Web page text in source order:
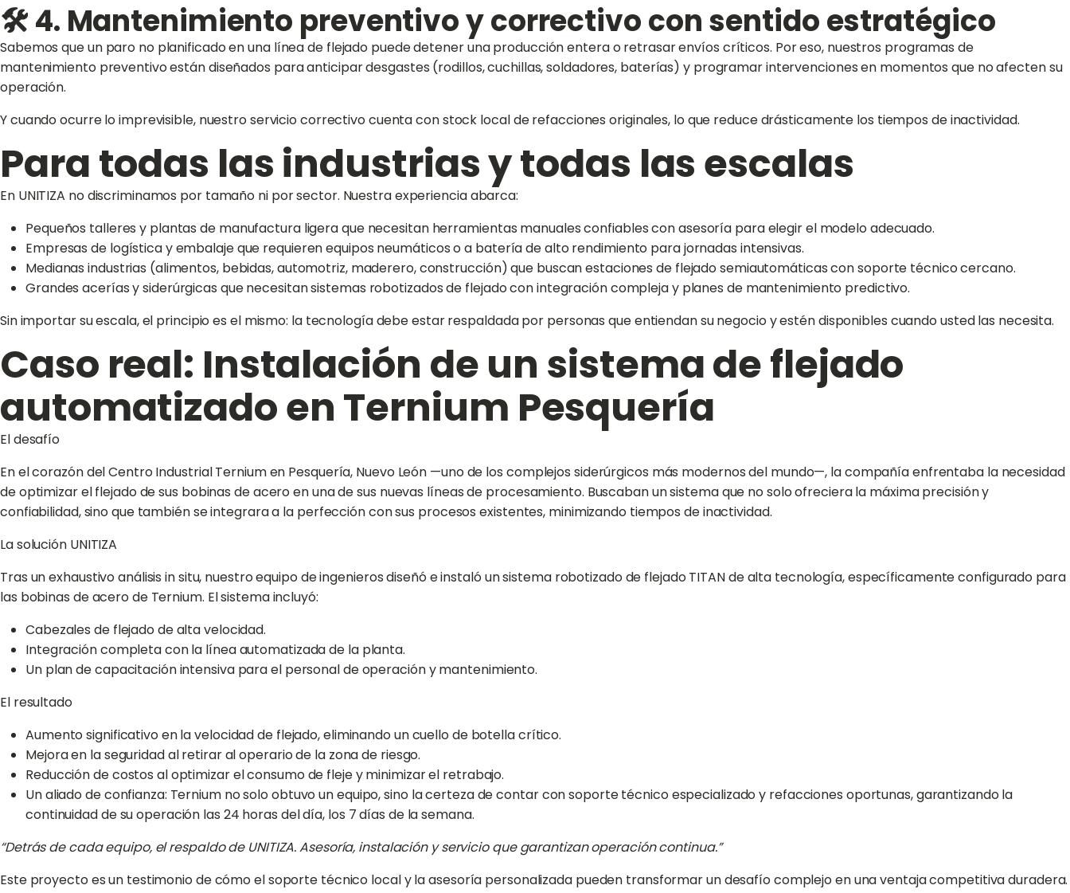
🛠️ 4. Mantenimiento preventivo y correctivo con sentido estratégico
Sabemos que un paro no planificado en una línea de flejado puede detener una producción entera o retrasar envíos críticos. Por eso, nuestros programas de
mantenimiento preventivo están diseñados para anticipar desgastes (rodillos, cuchillas, soldadores, baterías) y programar intervenciones en momentos que no afecten su
operación.
Y cuando ocurre lo imprevisible, nuestro servicio correctivo cuenta con stock local de refacciones originales, lo que reduce drásticamente los tiempos de inactividad.
Para todas las industrias y todas las escalas
En UNITIZA no discriminamos por tamaño ni por sector. Nuestra experiencia abarca:
Pequeños talleres y plantas de manufactura ligera que necesitan herramientas manuales confiables con asesoría para elegir el modelo adecuado.
Empresas de logística y embalaje que requieren equipos neumáticos o a batería de alto rendimiento para jornadas intensivas.
Medianas industrias (alimentos, bebidas, automotriz, maderero, construcción) que buscan estaciones de flejado semiautomáticas con soporte técnico cercano.
Grandes acerías y siderúrgicas que necesitan sistemas robotizados de flejado con integración compleja y planes de mantenimiento predictivo.
Sin importar su escala, el principio es el mismo: la tecnología debe estar respaldada por personas que entiendan su negocio y estén disponibles cuando usted las necesita.
Caso real: Instalación de un sistema de flejado
automatizado en Ternium Pesquería
El desafío
En el corazón del Centro Industrial Ternium en Pesquería, Nuevo León —uno de los complejos siderúrgicos más modernos del mundo—, la compañía enfrentaba la necesidad
de optimizar el flejado de sus bobinas de acero en una de sus nuevas líneas de procesamiento. Buscaban un sistema que no solo ofreciera la máxima precisión y
confiabilidad, sino que también se integrara a la perfección con sus procesos existentes, minimizando tiempos de inactividad.
La solución UNITIZA
Tras un exhaustivo análisis in situ, nuestro equipo de ingenieros diseñó e instaló un sistema robotizado de flejado TITAN de alta tecnología, específicamente configurado para
las bobinas de acero de Ternium. El sistema incluyó:
Cabezales de flejado de alta velocidad.
Integración completa con la línea automatizada de la planta.
Un plan de capacitación intensiva para el personal de operación y mantenimiento.
El resultado
Aumento significativo en la velocidad de flejado, eliminando un cuello de botella crítico.
Mejora en la seguridad al retirar al operario de la zona de riesgo.
Reducción de costos al optimizar el consumo de fleje y minimizar el retrabajo.
Un aliado de confianza: Ternium no solo obtuvo un equipo, sino la certeza de contar con soporte técnico especializado y refacciones oportunas, garantizando la
continuidad de su operación las 24 horas del día, los 7 días de la semana.
“Detrás de cada equipo, el respaldo de UNITIZA. Asesoría, instalación y servicio que garantizan operación continua.”
Este proyecto es un testimonio de cómo el soporte técnico local y la asesoría personalizada pueden transformar un desafío complejo en una ventaja competitiva duradera.